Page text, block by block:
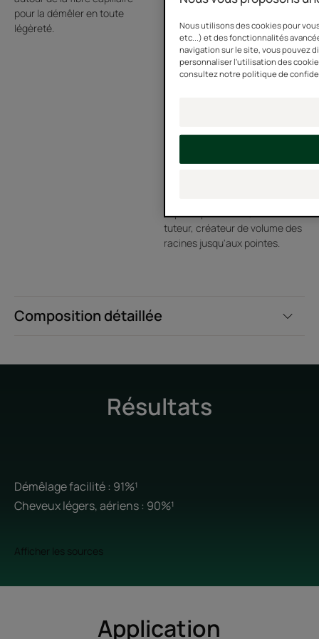
Fiche produit relative aux qualités et caractéristiques
environnementales
Emballage comportant au moins 14% de matières recyclées*
Composition détaillée
pour la démêler en toute
légèreté.
Extrait de Caroube
dans l'extrait naturel de
imperceptiblement, tel un
tuteur, créateur de volume des
racines jusqu'aux pointes.
Résultats
Démêlage facilité : 91%¹
Cheveux légers, aériens : 90%¹
Afficher les sources
Application
Nous utilisons des cookies pour
etc...) et des fonctionnalités
navigation sur le site, vous pouvez
personnaliser l'utilisation des
consultez notre politique de